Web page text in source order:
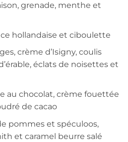
grenade, menthe et
hollandaise et ciboulette
crème d’Isigny, coulis
éclats de noisettes et
au chocolat, crème fouettée
de cacao
pommes et spéculoos,
et caramel beurre salé